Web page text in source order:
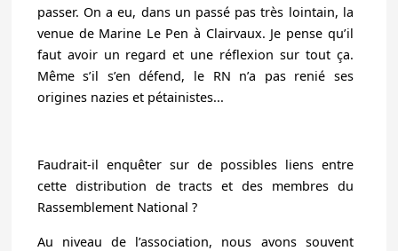
passer. On a eu, dans un passé pas très lointain, la
venue de Marine Le Pen à Clairvaux. Je pense qu’il
faut avoir un regard et une réflexion sur tout ça.
Même s’il s’en défend, le RN n’a pas renié ses
origines nazies et pétainistes...
Faudrait-il enquêter sur de possibles liens entre
cette distribution de tracts et des membres du
Rassemblement National ?
Au niveau de l’association, nous avons souvent